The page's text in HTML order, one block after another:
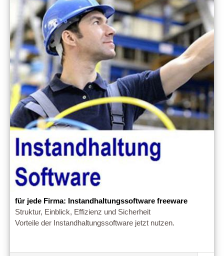
für jede Firma: Instandhaltungssoftware freeware
Struktur, Einblick, Effizienz und Sicherheit
Vorteile der Instandhaltungssoftware jetzt nutzen.